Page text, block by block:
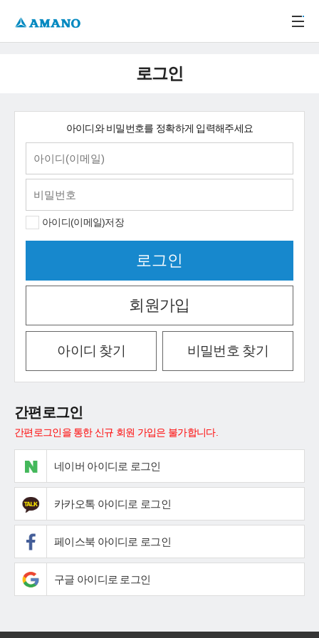
로그인
아이디와 비밀번호를 정확하게 입력해주세요
아이디(이메일)저장
회원가입
아이디 찾기 비밀번호 찾기
간편로그인
간편로그인을 통한 신규 회원 가입은 불가합니다.
네이버 아이디로 로그인
카카오톡 아이디로 로그인
페이스북 아이디로 로그인
구글 아이디로 로그인